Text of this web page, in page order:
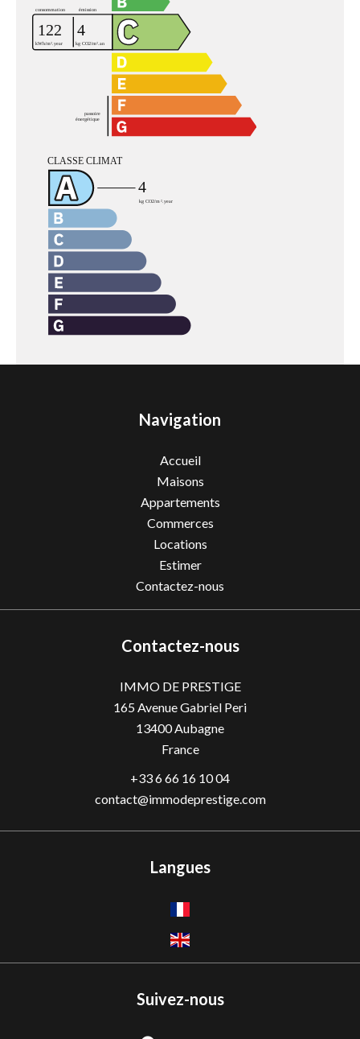
Navigation
Accueil
Maisons
Appartements
Commerces
Locations
Estimer
Contactez-nous
Contactez-nous
IMMO DE PRESTIGE
165 Avenue Gabriel Peri
13400Aubagne
France
+33 6 66 16 10 04
contact@immodeprestige.com
Langues
Suivez-nous